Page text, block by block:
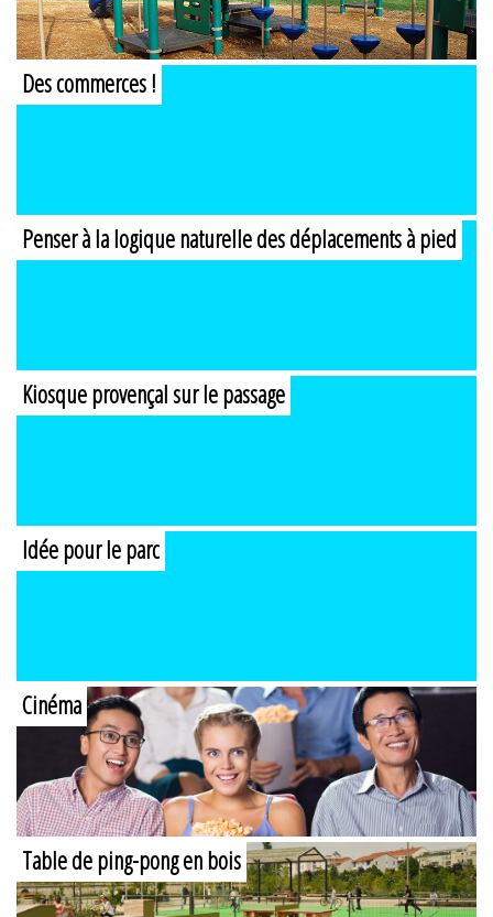
Des commerces !
Penser à la logique naturelle des déplacements à pied
Kiosque provençal sur le passage
Idée pour le parc
Cinéma
Table de ping-pong en bois